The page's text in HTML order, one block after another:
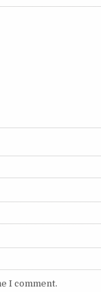
I comment.